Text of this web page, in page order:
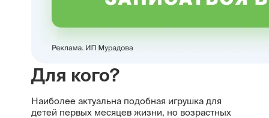
Для кого?
Наиболее актуальна подобная игрушка для
детей первых месяцев жизни, но возрастных